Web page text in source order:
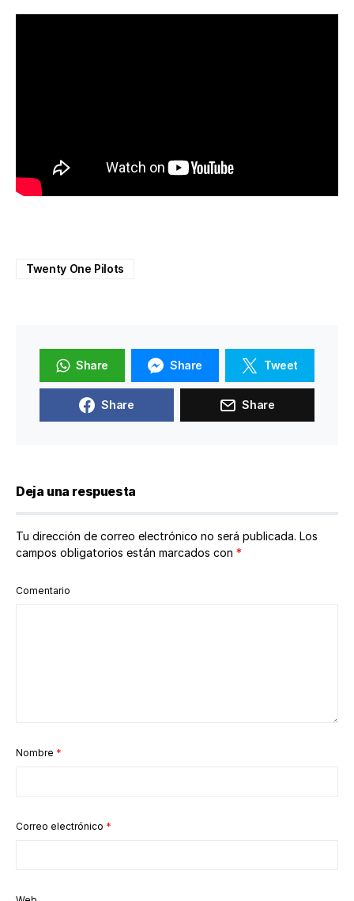
Twenty One Pilots
Share Share Tweet
Share Share
Deja una respuesta
Tu dirección de correo electrónico no será publicada. Los
campos obligatorios están marcados con *
Comentario
Nombre *
Correo electrónico *